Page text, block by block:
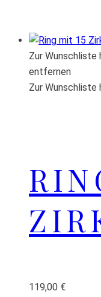
Zur Wunschliste
entfernen
Zur Wunschliste
119,00 €